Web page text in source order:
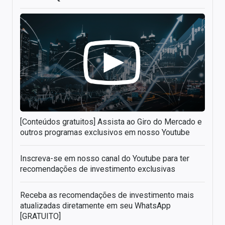
[Conteúdos gratuitos] Assista ao Giro do Mercado e
outros programas exclusivos em nosso Youtube
Inscreva-se em nosso canal do Youtube para ter
recomendações de investimento exclusivas
Receba as recomendações de investimento mais
atualizadas diretamente em seu WhatsApp
[GRATUITO]